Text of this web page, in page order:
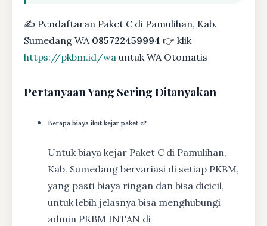
✍ Pendaftaran Paket C di Pamulihan, Kab.
Sumedang WA 085722459994 👉 klik
https://pkbm.id/wa untuk WA Otomatis
Pertanyaan Yang Sering Ditanyakan
Berapa biaya ikut kejar paket c?
Untuk biaya kejar Paket C di Pamulihan,
Kab. Sumedang bervariasi di setiap PKBM,
yang pasti biaya ringan dan bisa dicicil,
untuk lebih jelasnya bisa menghubungi
admin PKBM INTAN di